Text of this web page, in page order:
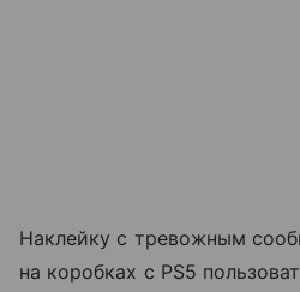
Наклейку с тревожным
на коробках с PS5